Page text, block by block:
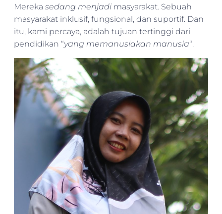
Mereka sedang menjadi masyarakat. Sebuah
masyarakat inklusif, fungsional, dan suportif. Dan
itu, kami percaya, adalah tujuan tertinggi dari
pendidikan “yang memanusiakan manusia“.